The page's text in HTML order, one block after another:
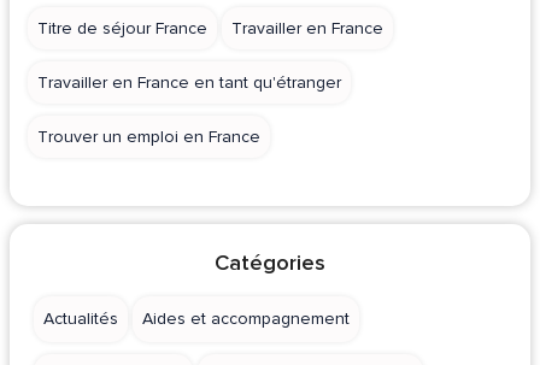
Titre de séjour France Travailler en France
Travailler en France en tant qu'étranger
Trouver un emploi en France
Catégories
Actualités Aides et accompagnement